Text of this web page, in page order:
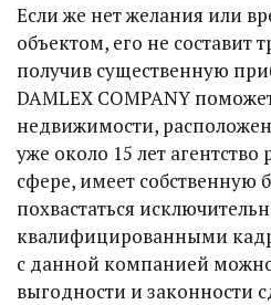
Если же нет желания или
объектом, его не составит
получив существенную
DAMLEX COMPANY
недвижимости,
уже около 15 лет агентство
сфере, имеет собственную
похвастаться
квалифицированными
с данной компанией
выгодности и законности